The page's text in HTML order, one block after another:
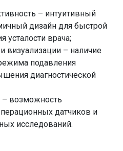
– интуитивный
дизайн для быстрой
усталости врача;
визуализации – наличие
подавления
диагностической
возможность
датчиков и
исследований.
чем после
здоровых
точностью
воздействия. Лазер
клетки, не
здоровые ткани.